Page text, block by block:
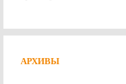
АРХИВЫ